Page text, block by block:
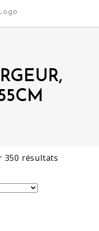
350 résultats